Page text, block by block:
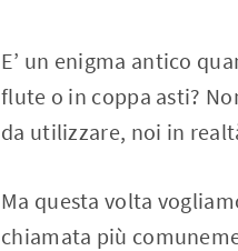
E’ un enigma antico
flute o in coppa asti?
da utilizzare, noi in
Ma questa volta
chiamata più